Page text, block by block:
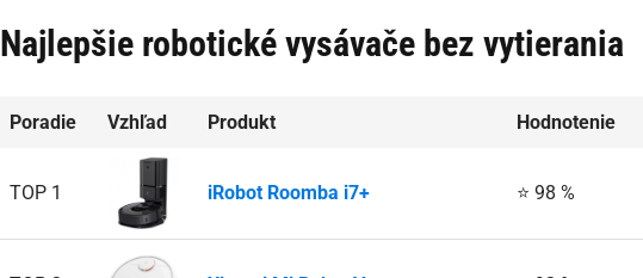
Najlepšie robotické vysávače bez vytierania
Poradie Vzhľad Produkt Hodnotenie
TOP 1 iRobot Roomba i7+ ⭐ 98 %